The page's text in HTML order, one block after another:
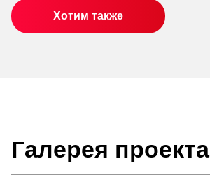
Хотим также
Галерея проекта